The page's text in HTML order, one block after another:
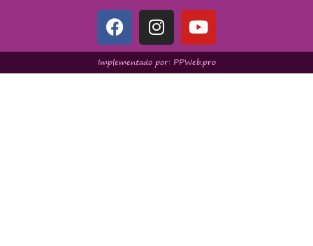
Implementado por: PPWeb.pro